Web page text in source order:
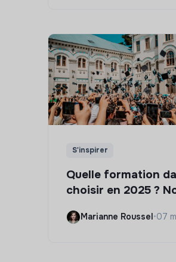
S'inspirer
Quelle formation
choisir en 2025 ?
Marianne Roussel•07